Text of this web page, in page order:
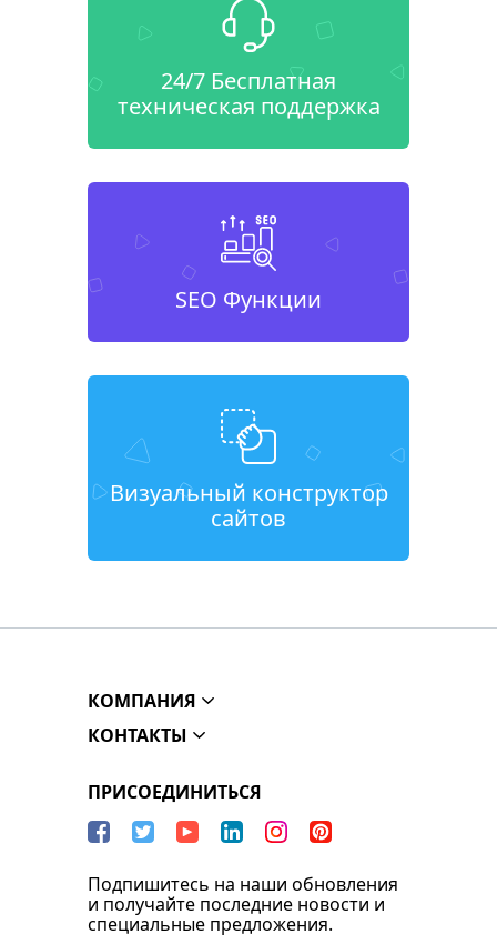
24/7 Бесплатная
техническая поддержка
SEO Функции
Визуальный конструктор
сайтов
КОМПАНИЯ
КОНТАКТЫ
ПРИСОЕДИНИТЬСЯ
Подпишитесь на наши обновления
и получайте последние новости и
специальные предложения.